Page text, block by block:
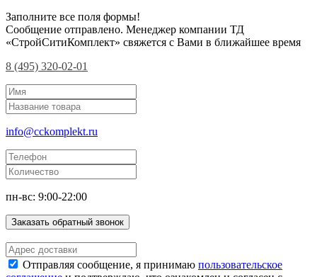
Заполните все поля формы!
Сообщение отправлено. Менеджер компании ТД
«СтройСитиКомплект» свяжется с Вами в ближайшее время
8 (495) 320-02-01
info@cckomplekt.ru
пн-вс: 9:00-22:00
Заказать обратный звонок
Отправляя сообщение, я принимаю пользовательское